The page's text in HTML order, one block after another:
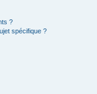
?
spécifique ?